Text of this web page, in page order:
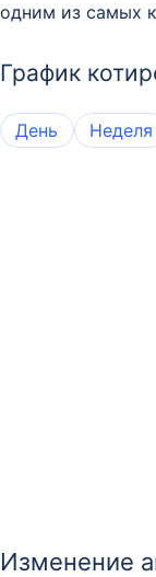
одним из самых
График
День Неделя
Изменение